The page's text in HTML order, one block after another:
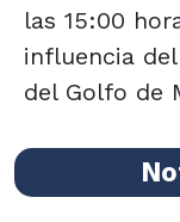
las 15:00
influencia
del Golfo de